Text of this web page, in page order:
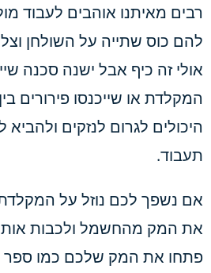
רבים מאיתנו אוהבים לעבוד
להם כוס שתייה על השולחן
אולי זה כיף אבל ישנה סכנה
המקלדת או שייכנסו פירורים
היכולים לגרום לנזקים
תעבוד.
אם נשפך לכם נוזל על
את המק מהחשמל ולכבות
פתחו את המק שלכם כמו ספר